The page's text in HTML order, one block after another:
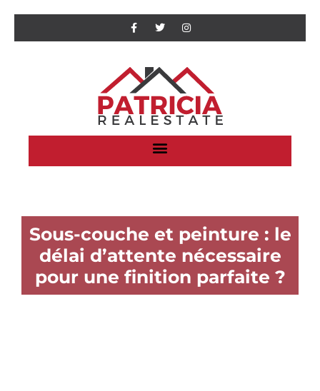
Sous-couche et peinture : le
délai d’attente nécessaire
pour une finition parfaite ?